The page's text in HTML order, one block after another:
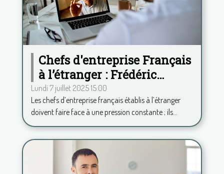
Chefs d'entreprise Français
à l’étranger : Frédéric
Duplessy propose une
analyse psy à distance
Lundi 7 juillet 2025 15:00
Les chefs d’entreprise français établis à l’étranger
doivent faire face à une pression constante ; ils...